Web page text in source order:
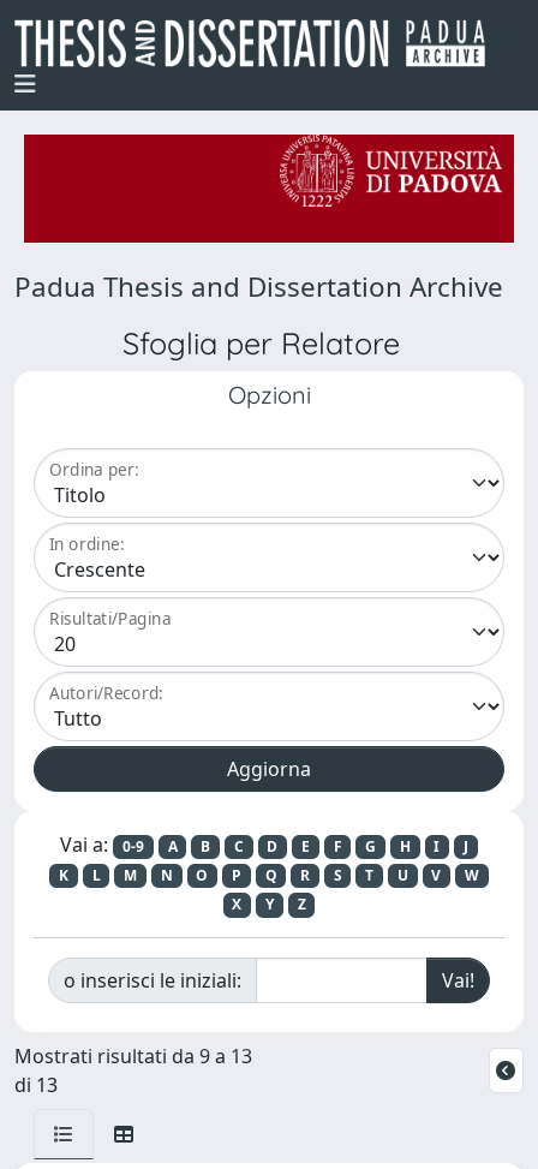
Padua Thesis and Dissertation Archive
Sfoglia per Relatore
Opzioni
Ordina per:
In ordine:
Risultati/Pagina
Autori/Record:
Vai a: 0-9 A B C D E F G H I
J
K
L M N O P Q R S T U V
W
X
Y Z
o inserisci le iniziali:
Mostrati risultati da 9 a 13
di 13